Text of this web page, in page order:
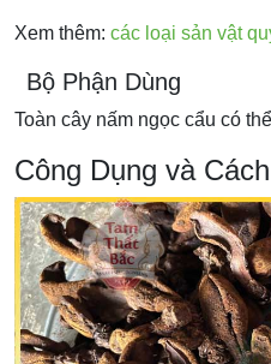
Xem thêm: các loại sản vật
Bộ Phận Dùng
Toàn cây nấm ngọc cẩu có
Công Dụng và